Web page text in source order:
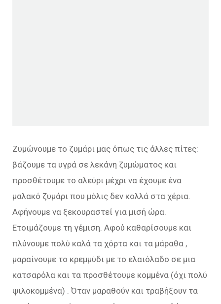
Ζυμώνουμε το ζυμάρι μας όπως τις άλλες πίτες:
βάζουμε τα υγρά σε λεκάνη ζυμώματος και
προσθέτουμε το αλεύρι μέχρι να έχουμε ένα
μαλακό ζυμάρι που μόλις δεν κολλά στα χέρια.
Αφήνουμε να ξεκουραστεί για μισή ώρα.
Ετοιμάζουμε τη γέμιση. Αφού καθαρίσουμε και
πλύνουμε πολύ καλά τα χόρτα και τα μάραθα ,
μαραίνουμε το κρεμμύδι με το ελαιόλαδο σε μια
κατσαρόλα και τα προσθέτουμε κομμένα (όχι πολύ
ψιλοκομμένα) . Όταν μαραθούν και τραβήξουν τα